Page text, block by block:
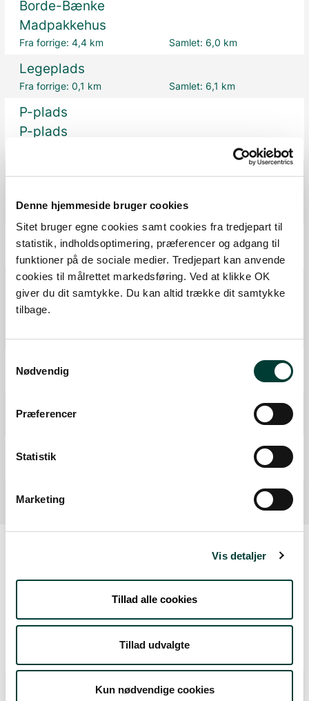
Denne hjemmeside bruger cookies
Sitet bruger egne cookies samt cookies fra tredjepart til
statistik, indholdsoptimering, præferencer og adgang til
funktioner på de sociale medier. Tredjepart kan anvende
cookies til målrettet markedsføring. Ved at klikke OK
giver du dit samtykke. Du kan altid trække dit samtykke
tilbage.
Nødvendig
Præferencer
Statistik
Marketing
Vis detaljer
Tillad alle cookies
Tillad udvalgte
Kun nødvendige cookies
Borde-Bænke
Madpakkehus
Fra forrige:4,4 km Samlet: 6,0 km
Legeplads
Fra forrige:0,1 km Samlet: 6,1 km
P-plads
P-plads
6,2 km
Borde-Bænke
Fra forrige:4,1 km Samlet:
P-plads
Fra forrige: 0,2 km Samlet: 10,4 km
Borde-Bænke
Legeplads
Madpakkehus
Fra forrige:5,9 km Samlet:16,2 km
P-plads
Fra forrige:
Toilet
Mål
Oplysninger om tilgængelighed
Er der støj på rutens forløb, fx fra trafik,
Kobling til offentlig transport